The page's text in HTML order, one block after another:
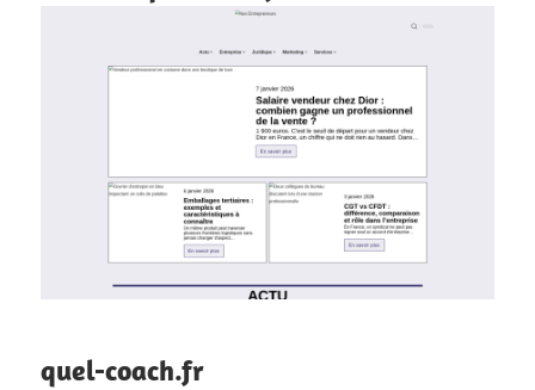
quel-coach.fr